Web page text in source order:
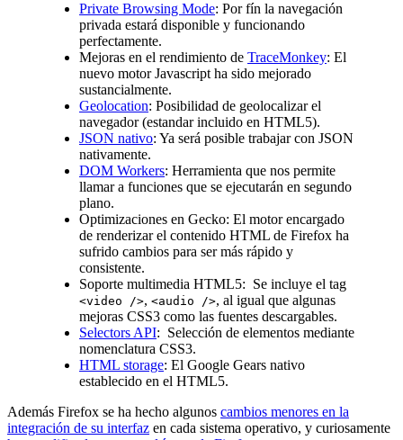
Private Browsing Mode: Por fín la navegación
privada estará disponible y funcionando
perfectamente.
Mejoras en el rendimiento de TraceMonkey: El
nuevo motor Javascript ha sido mejorado
sustancialmente.
Geolocation: Posibilidad de geolocalizar el
navegador (estandar incluido en HTML5).
JSON nativo: Ya será posible trabajar con JSON
nativamente.
DOM Workers: Herramienta que nos permite
llamar a funciones que se ejecutarán en segundo
plano.
Optimizaciones en Gecko: El motor encargado
de renderizar el contenido HTML de Firefox ha
sufrido cambios para ser más rápido y
consistente.
Soporte multimedia HTML5: Se incluye el tag
<video />, <audio />, al igual que algunas
mejoras CSS3 como las fuentes descargables.
Selectors API: Selección de elementos mediante
nomenclatura CSS3.
HTML storage: El Google Gears nativo
establecido en el HTML5.
Además Firefox se ha hecho algunos cambios menores en la
integración de su interfaz en cada sistema operativo, y curiosamente